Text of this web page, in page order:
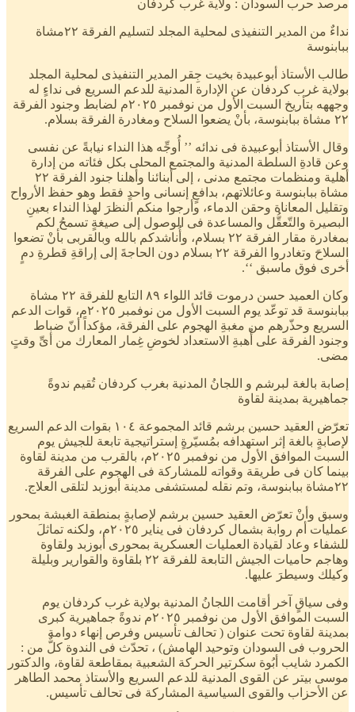
مرصد حرب السودان : ولاية غرب كردفان
نداءٌ من المدير التنفيذى لمحلية المجلد لتسليم الفرقة ٢٢مشاة
ببابنوسة
طالب الأستاذ أبوعبيدة بخيت جِقر المدير التنفيذى لمحلية المجلد
بولاية غرب كردفان عن الإدارة المدنية للدعم السريع فى نداءٍ له
وجههه بتأريخ السبت الأول من نوفمبر ٢٠٢٥م لضابط وجنود الفرقة
٢٢ مشاة ببابنوسة، بأنْ يضعوا السلاح ومغادرة الفرقة بسلام.
وقال الأستاذ أبوعبيدة فى ندائه ’’ أُوجِّه هذا النداء نيابةً عن نفسى
وعن قادةِ السلطة المدنية والمجتمع المحلى بكل فئاته من إدارة
أهلية ومنظمات مجتمع مدنى ، إلى أبنائنا وأهلنا جنود الفرقة ٢٢
مشاة ببابنوسة وعائلاتهم، بدافعٍ إنسانى واحدٍ فقط وهو حفظ الأرواح
وتقليل المعاناة وحقن الدماء، وأرجوا منكم النظرَ لهذا النداء بعينِ
البصيرة والتّعقُّل والمساعدة فى الوصول إلى صيغةٍ تسمحُ لكم
بمغادرة مقار الفرقة ٢٢ بسلام، وأُناشدكم بالله وبالقربى بأنْ تضعوا
السلاحَ وتغادروا الفرقة ٢٢ بسلام دون الحاجةَ إلى إراقةِ قطرةِ دمٍ
أخرى فوق ماسبق ‘‘.
وكان العميد حسن درموت قائد اللواء ٨٩ التابع للفرقة ٢٢ مشاة
ببابنوسة قد توعّد يوم السبت الأول من نوفمبر ٢٠٢٥م، قوات الدعم
السريع وحذّرهم من مغبةِ الهجوم على الفرقة، مؤكداً أنّ ضباط
وجنود الفرقة على أُهبةِ الاستعداد لخوضِ غِمار المعارك من أىِّ وقتٍ
مضى.
إصابة بالغة لبرشم و اللجانُ المدنية بغرب كردفان تُقيم ندوةً
جماهيرية بمدينة لقاوة
تعرّض العقيد حسين برشم قائد المجموعة ١٠٤ بقوات الدعم السريع
لإصابةٍ بالغة إثر استهدافه بمُسيّرةٍ إستراتيجية تابعة للجيش يوم
السبت الموافق الأول من نوفمبر ٢٠٢٥م، بالقرب من مدينة لقاوة
بينما كان فى طريقة وقواته للمشاركة فى الهجوم على الفرقة
٢٢مشاة ببابنوسة، وتم نقله لمستشفى مدينة أبوزبد لتلقى العلاج.
وسبق وأنْ تعرّض العقيد حسين برشم لإصابةٍ بمنطقة الغبشة بمحور
عمليات أم روابة بشمال كردفان فى يناير ٢٠٢٥م، ولكنه تماثلَ
للشفاء وعاد لقيادة العمليات العسكرية بمحورى أبوزبد ولقاوة
وهاجم حاميات الجيش التابعة للفرقة ٢٢ بلقاوة والقوارير وبليلة
وكيلك وسيطرَ عليها.
وفى سياقٍ آخر أقامت اللجانُ المدنية بولاية غرب كردفان يوم
السبت الموافق الأول من نوفمبر ٢٠٢٥م ندوةً جماهيرية كبرى
بمدينة لقاوة تحت عنوان ( تحالف تأسيس وفرص إنهاء دوامة
الحروب فى السودان وتوحيد الهامش) ، تحدّث فى الندوة كلٌّ من :
الكمرد شايب أبُوة سكرتير الحركة الشعبية بمقاطعة لقاوة، والدكتور
موسى بيتر عن القوى المدنية للدعم السريع والأستاذ محمد الطاهر
عن الأحزاب والقوى السياسية المشاركة فى تحالف تأسيس.